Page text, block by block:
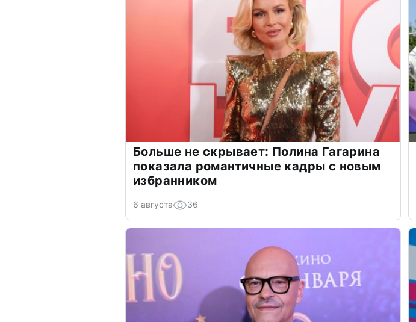
Больше не скрывает: Полина Гагарина
показала романтичные кадры с новым
избранником
6 августа 36